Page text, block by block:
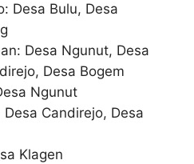
Desa Bulu, Desa
Desa Ngunut, Desa
Desa Bogem
Ngunut
Candirejo, Desa
Klagen